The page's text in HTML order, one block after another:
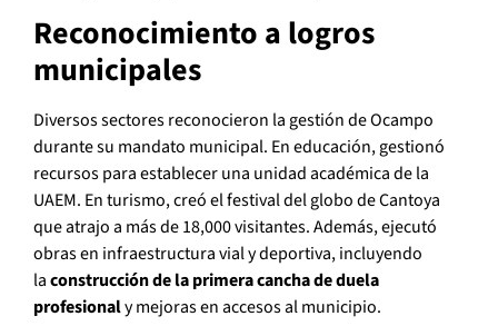
Reconocimiento a logros
municipales
Diversos sectores reconocieron la gestión de Ocampo
durante su mandato municipal. En educación, gestionó
recursos para establecer una unidad académica de la
UAEM. En turismo, creó el festival del globo de Cantoya
que atrajo a más de 18,000 visitantes. Además, ejecutó
obras en infraestructura vial y deportiva, incluyendo
laconstrucción de la primera cancha de duela
profesionaly mejoras en accesos al municipio.